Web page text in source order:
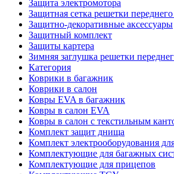
Защита электромотора
Защитная сетка решетки
Защитно-декоративные аксессуары
Защитный комплект
Защиты картера
Зимняя заглушка решетки
Категория
Коврики в багажник
Коврики в салон
Ковры EVA в багажник
Ковры в салон EVA
Ковры в салон с текстильным
Комплект защит днища
Комплект электрооборудования
Комплектующие для багажных
Комплектующие для прицепов